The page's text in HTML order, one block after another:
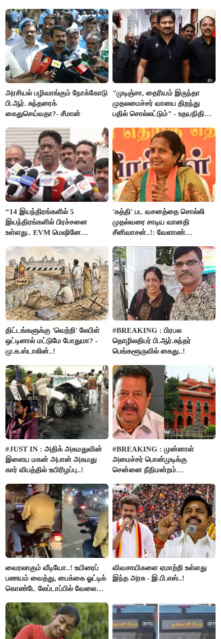
அரசியல் பழிவாங்கும் நோக்கோடு
பி.ஆர். சுந்தரைக்
கைதுசெய்வதா?- சீமான்
"முடிஞ்சா, தைரியம் இருந்தா
முதலமைச்சர் வாயை திறந்து
பதில் சொல்லட்டும்" - உதயநிதி
“14 இயந்திரங்களில் 5
இயந்திரங்களில் பிரச்சனை
உள்ளது.. EVM மெஷினே
இளங்கோ
'கத்தி' பட வசனத்தை சொல்லி
முதல்வரை சாடிய வானதி
சீனிவாசன்..!: வேளாண்
எதிர்ப்பு!
திட்டங்களுக்கு 'வெற்றி' லேபிள்
ஒட்டினால் மட்டுமே போதுமா? -
மு.க.ஸ்டாலின்..!
#BREAKING : பிரபல
தொழிலதிபர் பி.ஆர்.சுந்தர்
பெங்களூருவில் கைது..!
#JUST IN : அதிக் அகமதுவின்
இளைய மகன் அபான் அகமது
கார் விபத்தில் உயிரிழப்பு..!
#BREAKING : முன்னாள்
அமைச்சர் பொன்முடிக்கு
சென்னை நீதிமன்றம்
வைரலாகும் வீடியோ..! உயிரைப்
பணயம் வைத்து, பைக்கை ஓட்டிக்
கொண்டே லேப்டாப்பில் வேலை
விவசாயிகளை ஏமாற்றி உள்ளது
இந்த அரசு - இ.பி.எஸ்..!